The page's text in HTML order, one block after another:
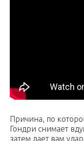
Причина, по
Гондри снимает
затем дает вам